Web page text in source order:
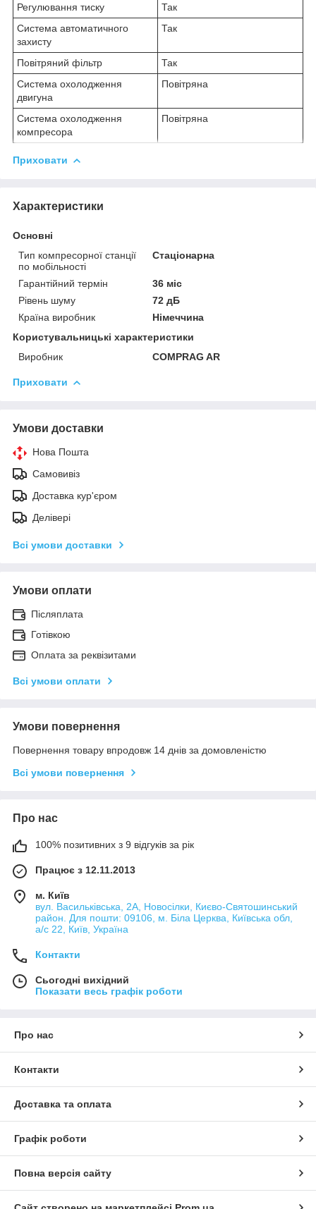
Регулювання тиску
Так
Система автоматичного
захисту
Так
Повітряний фільтр
Так
Система охолодження
двигуна
Повітряна
Система охолодження
компресора
Повітряна
Приховати
Характеристики
Основні
Тип компресорної станції
по мобільності
Стаціонарна
Гарантійний термін
36 міс
Рівень шуму
72 дБ
Країна виробник
Німеччина
Користувальницькі характеристики
Виробник
COMPRAG AR
Приховати
Умови доставки
Нова Пошта
Самовивіз
Доставка кур'єром
Делівері
Всі умови доставки
Умови оплати
Післяплата
Готівкою
Оплата за реквізитами
Всі умови оплати
Умови повернення
Повернення товару впродовж 14 днів за домовленістю
Всі умови повернення
Про нас
100% позитивних з 9 відгуків за рік
Працює з 12.11.2013
м. Київ
вул. Васильківська, 2А, Новосілки, Києво-Святошинський
район. Для пошти: 09106, м. Біла Церква, Київська обл,
а/с 22, Київ, Україна
Контакти
Сьогодні вихідний
Показати весь графік роботи
Про нас
Контакти
Доставка та оплата
Графік роботи
Повна версія сайту